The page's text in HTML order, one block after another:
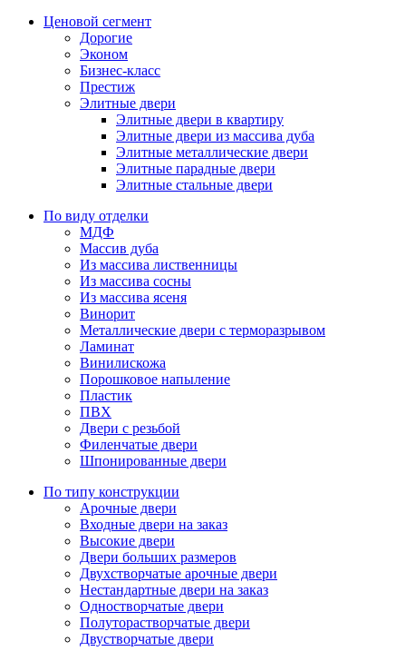
Ценовой сегмент
Дорогие
Эконом
Бизнес-класс
Престиж
Элитные двери
Элитные двери в квартиру
Элитные двери из массива дуба
Элитные металлические двери
Элитные парадные двери
Элитные стальные двери
По виду отделки
МДФ
Массив дуба
Из массива лиственницы
Из массива сосны
Из массива ясеня
Винорит
Металлические двери с терморазрывом
Ламинат
Винилискожа
Порошковое напыление
Пластик
ПВХ
Двери с резьбой
Филенчатые двери
Шпонированные двери
По типу конструкции
Арочные двери
Входные двери на заказ
Высокие двери
Двери больших размеров
Двухстворчатые арочные двери
Нестандартные двери на заказ
Одностворчатые двери
Полуторастворчатые двери
Двустворчатые двери